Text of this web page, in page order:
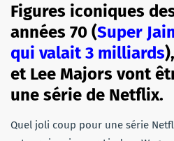
Figures iconiques
années 70 (Super
qui valait 3 milliards
et Lee Majors vont
une série de Netflix.
Quel joli coup pour une série